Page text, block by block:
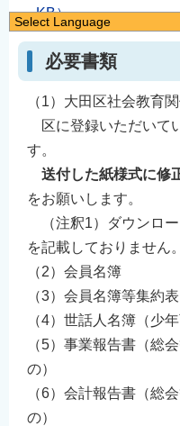
KB）
必要書類
（1）大田区社会教育
区に登録いただいて
す。
送付した紙様式に修
をお願いします。
（注釈1）ダウンロ
を記載しておりません。
（2）会員名簿
（3）会員名簿等集約表
（4）世話人名簿（少
（5）事業報告書（総
の）
（6）会計報告書（総
の）
Select Language
日本語
English
简体中文
繁體中文
한국어
नेपाली
Filipino